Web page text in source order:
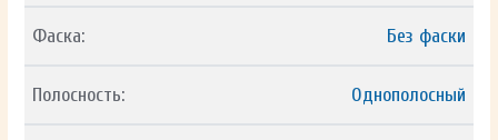
Фаска: Без фаски
Полосность: Однополосный